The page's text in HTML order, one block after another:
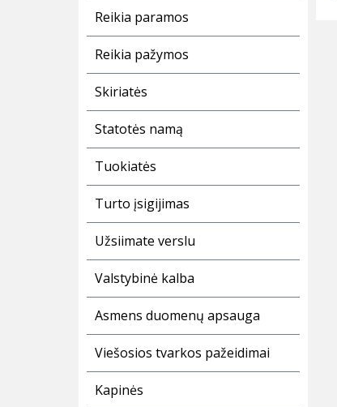
Reikia paramos
Reikia pažymos
Skiriatės
Statotės namą
Tuokiatės
Turto įsigijimas
Užsiimate verslu
Valstybinė kalba
Asmens duomenų apsauga
Viešosios tvarkos pažeidimai
Kapinės